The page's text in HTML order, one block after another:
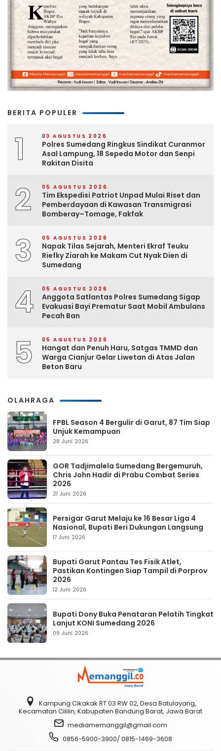
BERITA POPULER
1 03 AGUSTUS 2026
Polres Sumedang Ringkus Sindikat Curanmor
Asal Lampung, 18 Sepeda Motor dan Senpi
Rakitan Disita
2 05 AGUSTUS 2026
Tim Ekspedisi Patriot Unpad Mulai Riset dan
Pemberdayaan di Kawasan Transmigrasi
Bomberay–Tomage, Fakfak
3 05 AGUSTUS 2026
Napak Tilas Sejarah, Menteri Ekraf Teuku
Riefky Ziarah ke Makam Cut Nyak Dien di
Sumedang
4 05 AGUSTUS 2026
Anggota Satlantas Polres Sumedang Sigap
Evakuasi Bayi Prematur Saat Mobil Ambulans
Pecah Ban
5 05 AGUSTUS 2026
Hangat dan Penuh Haru, Satgas TMMD dan
Warga Cianjur Gelar Liwetan di Atas Jalan
Beton Baru
OLAHRAGA
FPBL Season 4 Bergulir di Garut, 87 Tim Siap
Unjuk Kemampuan
28 Juni 2026
GOR Tadjimalela Sumedang Bergemuruh,
Chris John Hadir di Prabu Combat Series
2026
21 Juni 2026
Persigar Garut Melaju ke 16 Besar Liga 4
Nasional, Bupati Beri Dukungan Langsung
17 Juni 2026
Bupati Garut Pantau Tes Fisik Atlet,
Pastikan Kontingen Siap Tampil di Porprov
2026
12 Juni 2026
Bupati Dony Buka Penataran Pelatih Tingkat
Lanjut KONI Sumedang 2026
09 Juni 2026
Kampung Cikakak RT 03 RW 02, Desa Batulayang,
Kecamatan Cililin, Kabupaten Bandung Barat, Jawa Barat
mediamemanggil@gmail.com
0856-5900-3900/ 0815-1469-3608